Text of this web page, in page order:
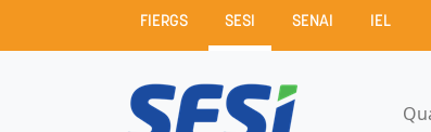
FIERGS SESI SENAI IEL